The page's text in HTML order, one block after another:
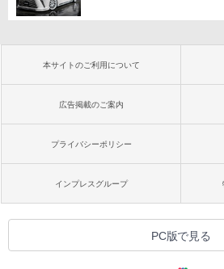
本サイトのご利用について
広告掲載のご案内
プライバシーポリシー
インプレスグループ
PC版で見る